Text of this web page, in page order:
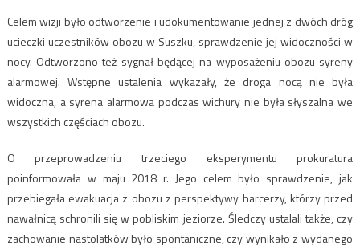
Celem wizji było odtworzenie i udokumentowanie jednej z dwóch dróg
ucieczki uczestników obozu w Suszku, sprawdzenie jej widoczności w
nocy. Odtworzono też sygnał będącej na wyposażeniu obozu syreny
alarmowej. Wstępne ustalenia wykazały, że droga nocą nie była
widoczna, a syrena alarmowa podczas wichury nie była słyszalna we
wszystkich częściach obozu.
O przeprowadzeniu trzeciego eksperymentu prokuratura
poinformowała w maju 2018 r. Jego celem było sprawdzenie, jak
przebiegała ewakuacja z obozu z perspektywy harcerzy, którzy przed
nawałnicą schronili się w pobliskim jeziorze. Śledczy ustalali także, czy
zachowanie nastolatków było spontaniczne, czy wynikało z wydanego